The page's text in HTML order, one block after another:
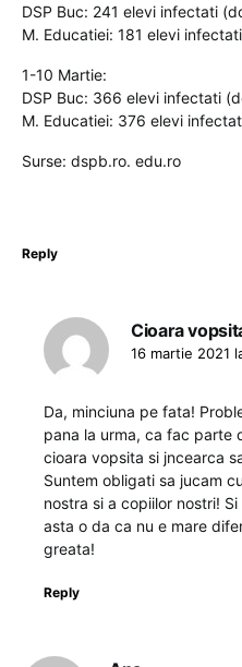
DSP Buc: 241 elevi infectati
M. Educatiei: 181 elevi
1-10 Martie:
DSP Buc: 366 elevi infectati
M. Educatiei: 376 elevi
Surse: dspb.ro. edu.ro
Reply
Cioara
16 martie 2021
Da, minciuna pe fata!
pana la urma, ca fac parte
cioara vopsita si jncearca
Suntem obligati sa jucam
nostra si a copiilor nostri!
asta o da ca nu e mare
greata!
Reply